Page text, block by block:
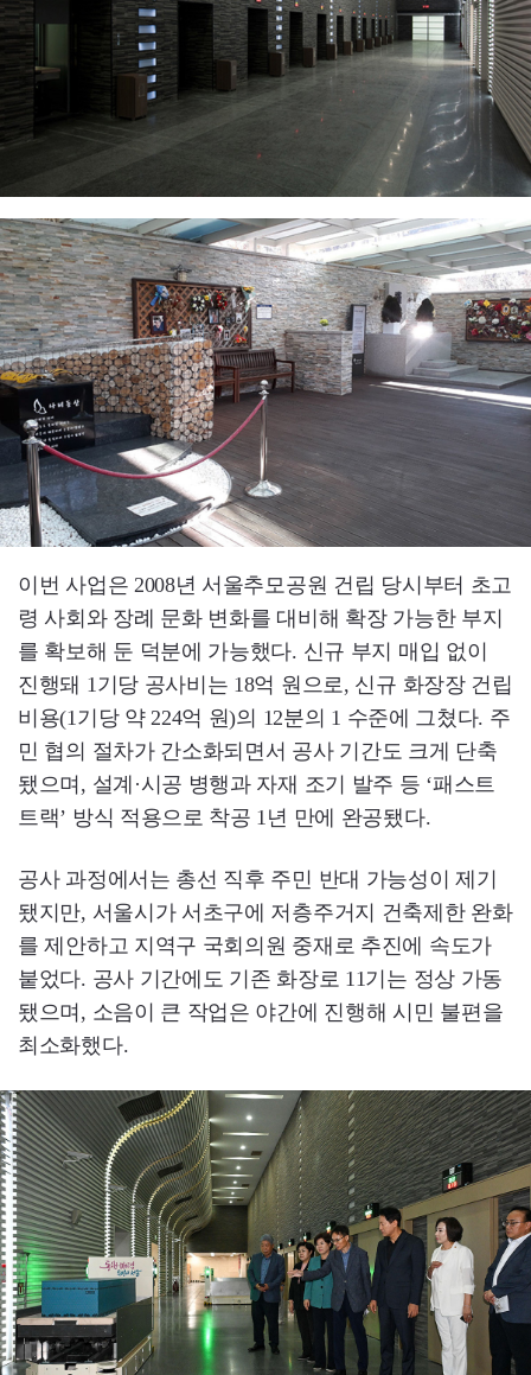
이번 사업은 2008년 서울추모공원 건립 당시부터 초고
령 사회와 장례 문화 변화를 대비해 확장 가능한 부지
를 확보해 둔 덕분에 가능했다. 신규 부지 매입 없이
진행돼 1기당 공사비는 18억 원으로, 신규 화장장 건립
비용(1기당 약 224억 원)의 12분의 1 수준에 그쳤다. 주
민 협의 절차가 간소화되면서 공사 기간도 크게 단축
됐으며, 설계·시공 병행과 자재 조기 발주 등 ‘패스트
트랙’ 방식 적용으로 착공 1년 만에 완공됐다.
공사 과정에서는 총선 직후 주민 반대 가능성이 제기
됐지만, 서울시가 서초구에 저층주거지 건축제한 완화
를 제안하고 지역구 국회의원 중재로 추진에 속도가
붙었다. 공사 기간에도 기존 화장로 11기는 정상 가동
됐으며, 소음이 큰 작업은 야간에 진행해 시민 불편을
최소화했다.